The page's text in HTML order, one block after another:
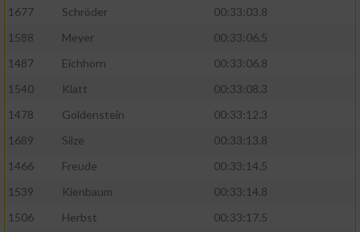
1677
Schröder
00:33:03.8
1588
Meyer
00:33:06.5
1487
Eichhorn
00:33:06.8
1540
Klatt
00:33:08.3
1478
Goldenstein
00:33:12.3
1689
Silze
00:33:13.8
1466
Freude
00:33:14.5
1539
Kienbaum
00:33:14.8
1506
Herbst
00:33:17.5